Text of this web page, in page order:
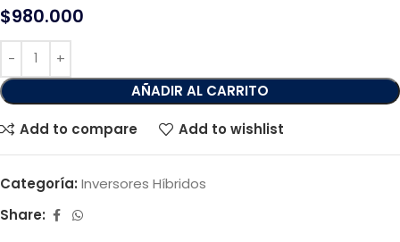
$980.000
AÑADIR AL CARRITO
Add to compare Add to wishlist
Categoría: Inversores Híbridos
Share: